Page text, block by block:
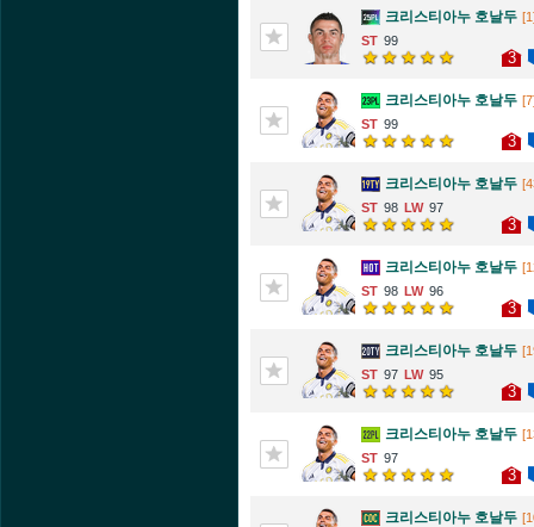
크리스티아누 호날두
99
3
크리스티아누 호날두
99
3
크리스티아누 호날두
98
97
3
크리스티아누 호날두
98
96
3
크리스티아누 호날두
97
95
3
크리스티아누 호날두
97
3
크리스티아누 호날두